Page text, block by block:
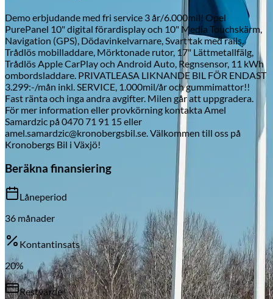
Skadeverkstad
Demo erbjudande med fri service 3 år/6.000mil! Opel
PurePanel 10" digital förardisplay och 10" Media Touchskärm,
Navigation (GPS), Dödavinkelvarnare, Svart tak med rails,
Trådlös mobilladdare, Mörktonade rutor, 17" Lättmetallfälg,
Trådlös Apple CarPlay och Android Auto, Regnsensor, 11 kWh
ombordsladdare. PRIVATLEASA LIKNANDE BIL FÖR ENDAST
3.299:-/mån inkl. SERVICE, 1.000mil/år och gummimattor!!
Fast ränta och inga andra avgifter. Milen går att uppgradera.
För mer information eller provkörning kontakta Amel
Samardzic på 0470 71 91 15 eller
amel.samardzic@kronobergsbil.se. Välkommen till oss på
Kronobergs Bil i Växjö!
Beräkna finansiering
Låneperiod
36 månader
Kontantinsats
20%
Restvärde